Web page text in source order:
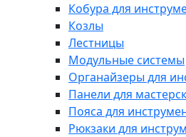
Кобура для
Козлы
Лестницы
Модульные системы
Органайзеры для
Панели для
Пояса для
Рюкзаки для